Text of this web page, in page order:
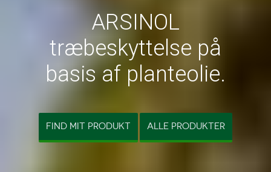
ARSINOL
træbeskyttelse på
basis af planteolie.
FIND MIT PRODUKT ALLE PRODUKTER